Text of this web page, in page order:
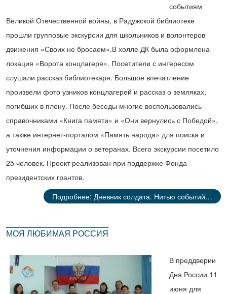
событиям
Великой Отечественной войны, в Радужской библиотеке
прошли групповые экскурсии для школьников и волонтеров
движения «Своих не бросаем».В холле ДК была оформлена
локация «Ворота концлагеря». Посетители с интересом
слушали рассказ библиотекаря. Большое впечатление
произвели фото узников концлагерей и рассказ о земляках,
погибших в плену. После беседы многие воспользовались
справочниками «Книга памяти» и «Они вернулись с Победой»,
а также интернет-порталом «Память народа» для поиска и
уточнения информации о ветеранах. Всего экскурсии посетило
25 человек. Проект реализован при поддержке Фонда
президентских грантов.
Подробнее: Дневник солдата. Нитью событий…
МОЯ ЛЮБИМАЯ РОССИЯ
В преддверии
Дня России 11
июня для